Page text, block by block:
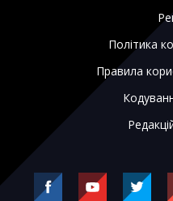
Політика
Правила